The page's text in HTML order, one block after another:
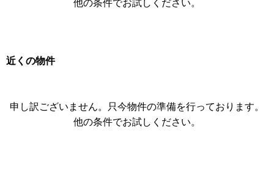
近くの物件
申し訳ございません。只今物件の準備を行っております。
他の条件でお試しください。